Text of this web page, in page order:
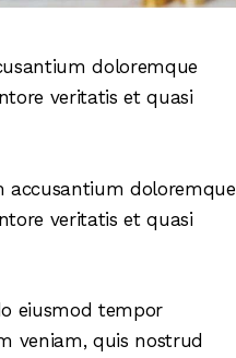
doloremque
veritatis et quasi
accusantium doloremque
veritatis et quasi
eiusmod tempor
veniam, quis nostrud